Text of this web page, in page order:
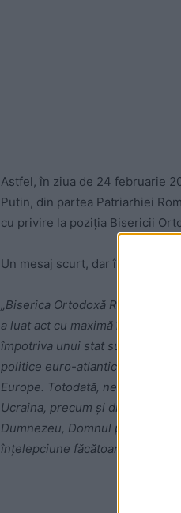
Astfel, în ziua de 24 februarie
Putin, din partea Patriarhiei
cu privire la poziția Bisericii
Un mesaj scurt, dar încărcat de
„Biserica Ortodoxă Română,
a luat act cu maximă
împotriva unui stat suveran şi
politice euro-atlantice mai pot
Europe. Totodată, ne
Ucraina, precum și
Dumnezeu, Domnul păcii, al
înțelepciune făcătoare de